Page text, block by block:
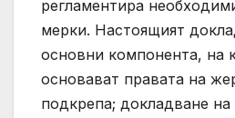
регламентира
мерки. Настоящият
основни компонента, на
основават правата на
подкрепа; докладване на